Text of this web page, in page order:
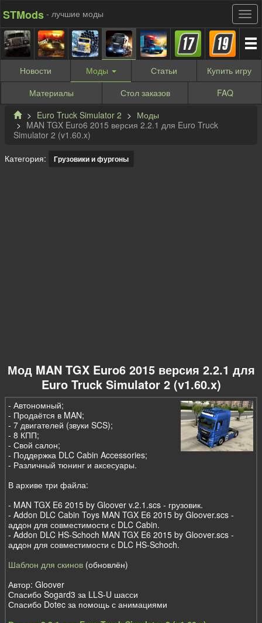
STMods - лучшие моды
Новости Моды Статьи Купить игру
Материалы
Стол заказов
FAQ
Euro Truck Simulator 2
Моды
MAN TGX Euro6 2015 версия 2.2.1 для Euro Truck
Simulator 2 (v1.60.x)
Категория: Грузовики и фургоны
Мод MAN TGX Euro6 2015 версия 2.2.1 для
Euro Truck Simulator 2 (v1.60.x)
- Автономный;
- Продаётся в MAN;
- 7 двигателей (звуки SCS);
- 8 КПП;
- Свой салон;
- Поддержка DLC Cabin Accessories;
- Различный тюнинг и аксесуары.
В архиве три файла:
- MAN TGX E6 2015 by Gloover v.2.1.scs - грузовик.
- Addon DLC Cabin Toys MAN TGX E6 2015 by Gloover.scs -
аддон для совместимости с DLC Cabin.
- Addon DLC HS-Schoch MAN TGX E6 2015 by Gloover.scs -
аддон для совместимости с DLC HS-Schoch.
Шаблон для скинов (обновлён)
Автор: Gloover
Спасибо Sogard3 за LLS-U шасси
Спасибо Dotec за помощь с анимациями